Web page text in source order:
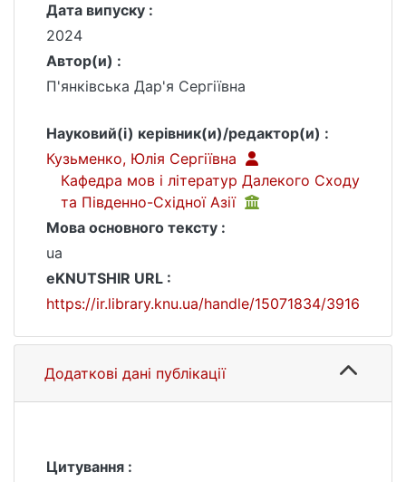
Дата випуску :
2024
Автор(и) :
П'янківська Дар'я Сергіївна
Науковий(і) керівник(и)/редактор(и) :
Кузьменко, Юлія Сергіївна
Кафедра мов і літератур Далекого Сходу
та Південно-Східної Азії
Мова основного тексту :
ua
eKNUTSHIR URL :
https://ir.library.knu.ua/handle/15071834/3916
Додаткові дані публікації
Цитування :